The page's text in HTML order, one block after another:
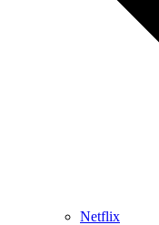
Netflix